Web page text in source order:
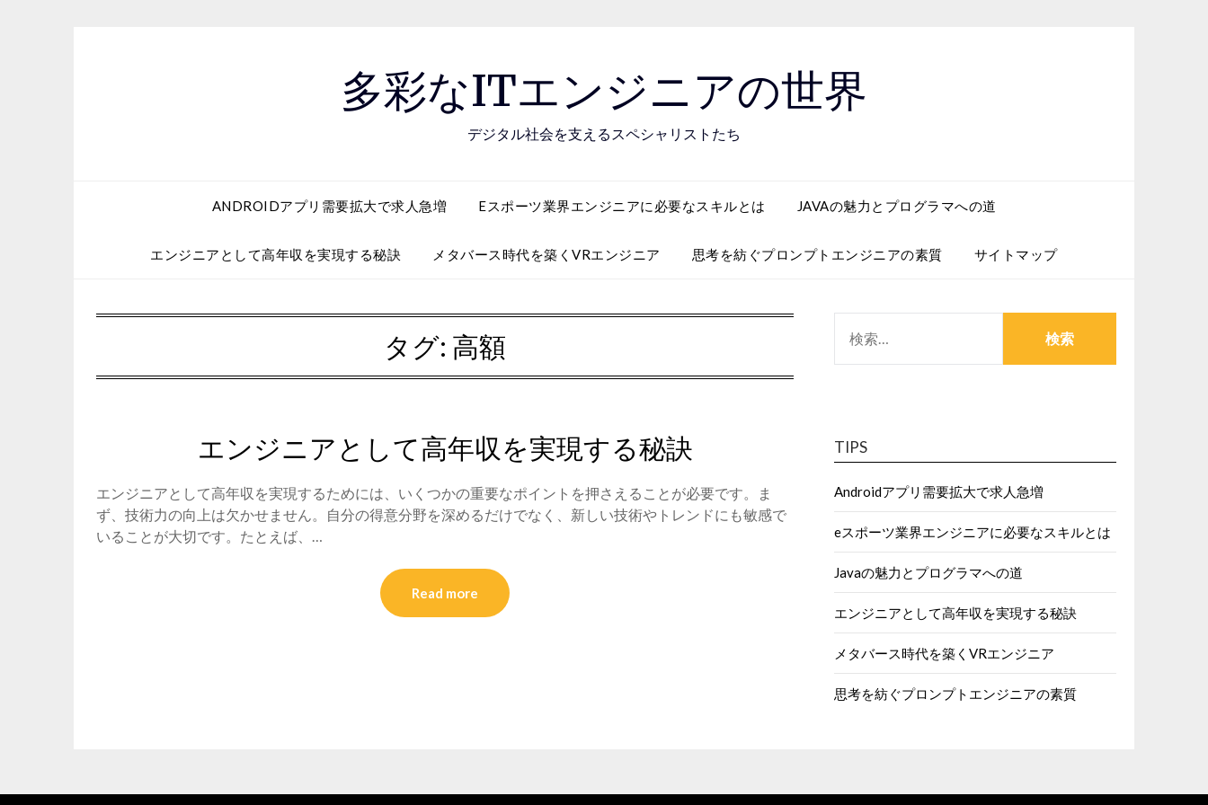
多彩なITエンジニアの世界
デジタル社会を支えるスペシャリストたち
ANDROIDアプリ需要拡大で求人急増 Eスポーツ業界エンジニアに必要なスキルとは JAVAの魅力とプログラマへの道
エンジニアとして高年収を実現する秘訣 メタバース時代を築くVRエンジニア 思考を紡ぐプロンプトエンジニアの素質 サイトマップ
タグ: 高額
エンジニアとして高年収を実現する秘訣
エンジニアとして高年収を実現するためには、いくつかの重要なポイントを押さえることが必要です。ま
ず、技術力の向上は欠かせません。自分の得意分野を深めるだけでなく、新しい技術やトレンドにも敏感で
いることが大切です。たとえば、…
Read more
索:
TIPS
Androidアプリ需要拡大で求人急増
eスポーツ業界エンジニアに必要なスキルとは
Javaの魅力とプログラマへの道
エンジニアとして高年収を実現する秘訣
メタバース時代を築くVRエンジニア
思考を紡ぐプロンプトエンジニアの素質